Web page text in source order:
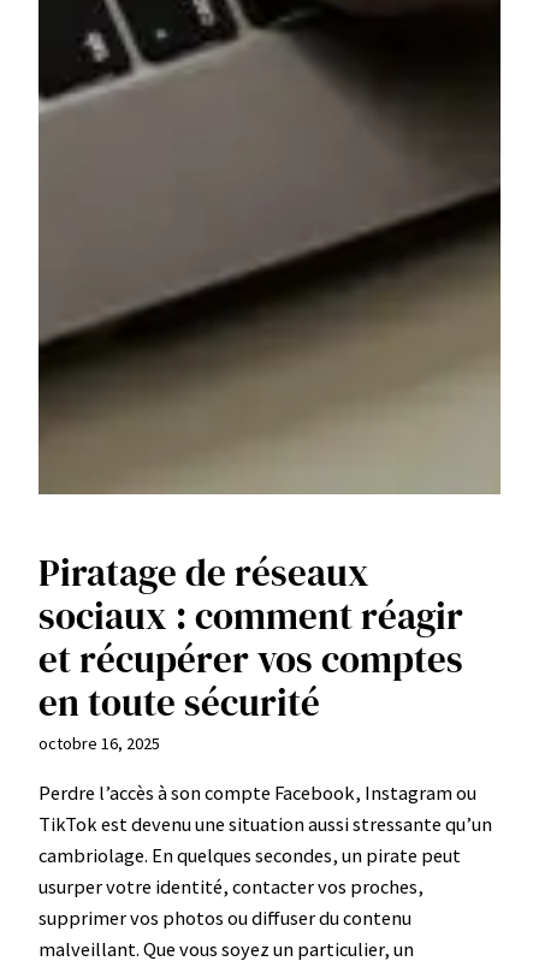
Piratage de réseaux
sociaux : comment réagir
et récupérer vos comptes
en toute sécurité
octobre 16, 2025
Perdre l’accès à son compte Facebook, Instagram ou
TikTok est devenu une situation aussi stressante qu’un
cambriolage. En quelques secondes, un pirate peut
usurper votre identité, contacter vos proches,
supprimer vos photos ou diffuser du contenu
malveillant. Que vous soyez un particulier, un